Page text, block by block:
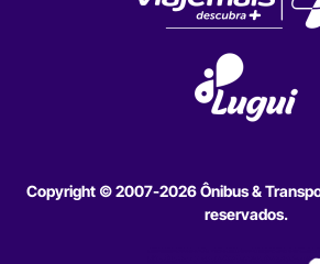
Copyright © 2007-2026 Ônibus &
reservados.